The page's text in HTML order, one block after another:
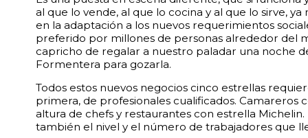
al que lo vende, al que lo cocina y al que lo sirve,
en la adaptación a los nuevos requerimientos
preferido por millones de personas alrededor del
capricho de regalar a nuestro paladar una noche
Formentera para gozarla.
Todos estos nuevos negocios cinco estrellas
primera, de profesionales cualificados. Camareros
altura de chefs y restaurantes con estrella
también el nivel y el número de trabajadores que